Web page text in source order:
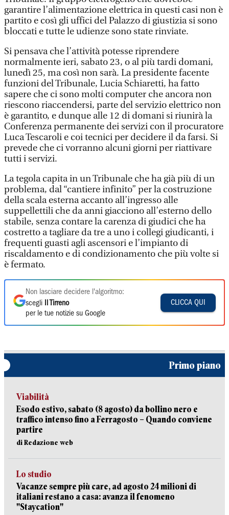
garantire l’alimentazione elettrica in questi casi non è
partito e così gli uffici del Palazzo di giustizia si sono
bloccati e tutte le udienze sono state rinviate.
Si pensava che l’attività potesse riprendere
normalmente ieri, sabato 23, o al più tardi domani,
lunedì 25, ma così non sarà. La presidente facente
funzioni del Tribunale, Lucia Schiaretti, ha fatto
sapere che ci sono molti computer che ancora non
riescono riaccendersi, parte del servizio elettrico non
è garantito, e dunque alle 12 di domani si riunirà la
Conferenza permanente dei servizi con il procuratore
Luca Tescaroli e coi tecnici per decidere il da farsi. Si
prevede che ci vorranno alcuni giorni per riattivare
tutti i servizi.
La tegola capita in un Tribunale che ha già più di un
problema, dal “cantiere infinito” per la costruzione
della scala esterna accanto all’ingresso alle
suppellettili che da anni giacciono all’esterno dello
stabile, senza contare la carenza di giudici che ha
costretto a tagliare da tre a uno i collegi giudicanti, i
frequenti guasti agli ascensori e l’impianto di
riscaldamento e di condizionamento che più volte si
è fermato.
Non lasciare decidere l'algoritmo:
scegli
Il Tirreno
per le tue notizie su Google
CLICCA QUI
Primo piano
Viabilità
Esodo estivo, sabato (8 agosto) da bollino nero e
traffico intenso fino a Ferragosto – Quando conviene
partire
di Redazione web
Lo studio
Vacanze sempre più care, ad agosto 24 milioni di
italiani restano a casa: avanza il fenomeno
"Staycation"